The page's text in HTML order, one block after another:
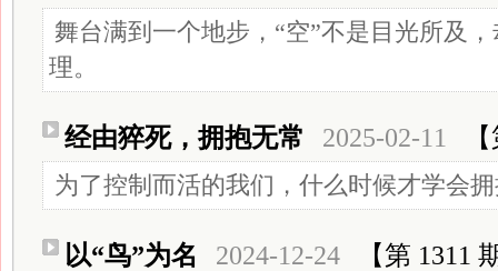
舞台满到一个地步，“空”不是目光所及
理。
经由猝死，拥抱无常 2025-02-11
为了控制而活的我们，什么时候才学会
以“鸟”为名 2024-12-24 【第 1311